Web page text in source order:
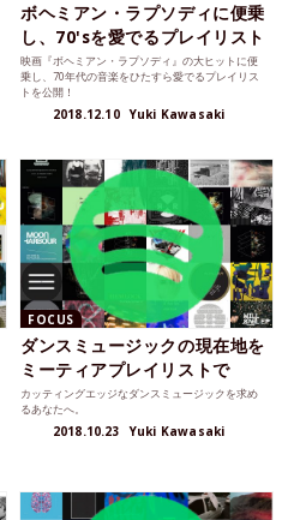
ボヘミアン・ラプソディに便乗
し、70'sを愛でるプレイリスト
映画『ボヘミアン・ラプソディ』の大ヒットに便
乗し、70年代の音楽をひたすら愛でるプレイリス
トを公開！
2018.12.10 Yuki Kawasaki
FOCUS
ダンスミュージックの現在地を
ミーティアプレイリストで
カッティングエッジなダンスミュージックを求め
るあなたへ。
2018.10.23 Yuki Kawasaki